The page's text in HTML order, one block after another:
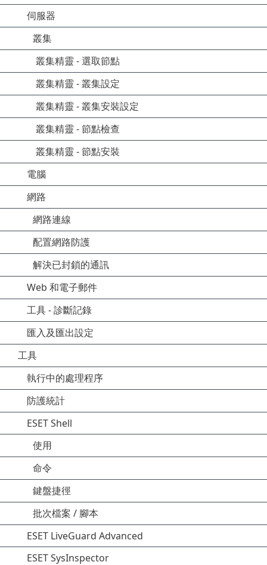
伺服器
叢集
叢集精靈 - 選取節點
叢集精靈 - 叢集設定
叢集精靈 - 叢集安裝設定
叢集精靈 - 節點檢查
叢集精靈 - 節點安裝
電腦
網路
網路連線
配置網路防護
解決已封鎖的通訊
Web 和電子郵件
工具 - 診斷記錄
匯入及匯出設定
工具
執行中的處理程序
防護統計
ESET Shell
使用
命令
鍵盤捷徑
批次檔案 / 腳本
ESET LiveGuard Advanced
ESET SysInspector